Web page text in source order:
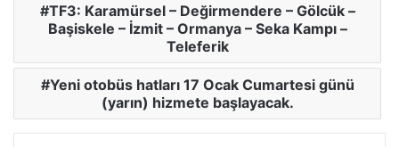
TF3: Karamürsel – Değirmendere – Gölcük –
Başiskele – İzmit – Ormanya – Seka Kampı –
Teleferik
Yeni otobüs hatları 17 Ocak Cumartesi günü
(yarın) hizmete başlayacak.